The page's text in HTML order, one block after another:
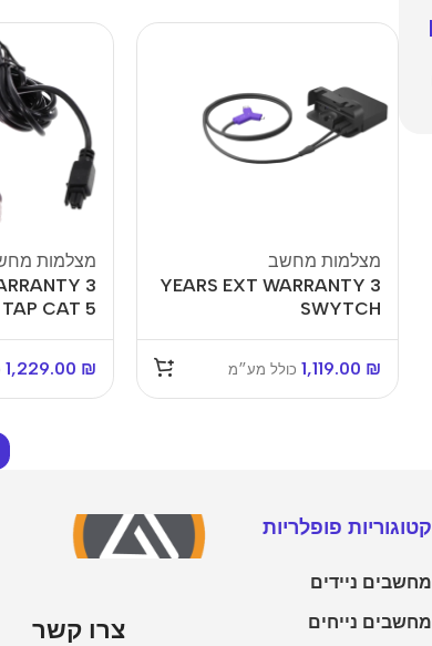
מטענים לניידים
חלקי חילוף לניידים
מצלמות מחשב
3 YEARS EXT WARRANTY
SWYTCH
1,119.00 ₪ כולל מע״מ
מצלמות
TAP CAT 5
1,229.00 ₪
קטוגוריות פופלריות
מחשבים ניידים
מחשבים נייחים
צרו קשר